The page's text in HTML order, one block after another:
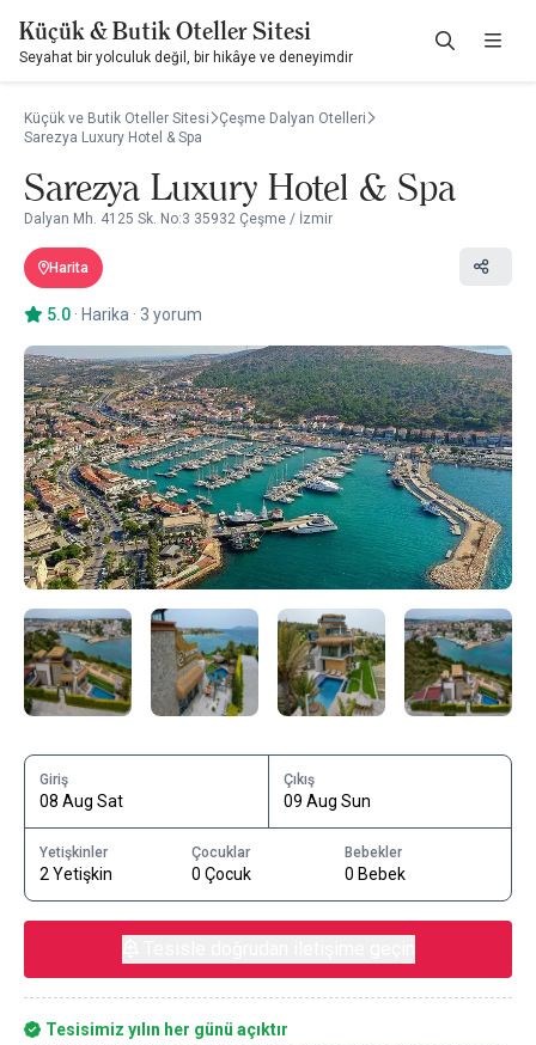
Küçük & Butik Oteller Sitesi
Seyahat bir yolculuk değil, bir hikâye ve deneyimdir
Küçük ve Butik Oteller Sitesi
Çeşme Dalyan Otelleri
Sarezya Luxury Hotel & Spa
Sarezya Luxury Hotel & Spa
Dalyan Mh. 4125 Sk. No:3 35932 Çeşme / İzmir
Harita
5.0 · Harika · 3 yorum
Giriş
08 Aug Sat
Çıkış
09 Aug Sun
Yetişkinler
2 Yetişkin
Çocuklar
0 Çocuk
Bebekler
0 Bebek
Tesisimiz yılın her günü açıktır